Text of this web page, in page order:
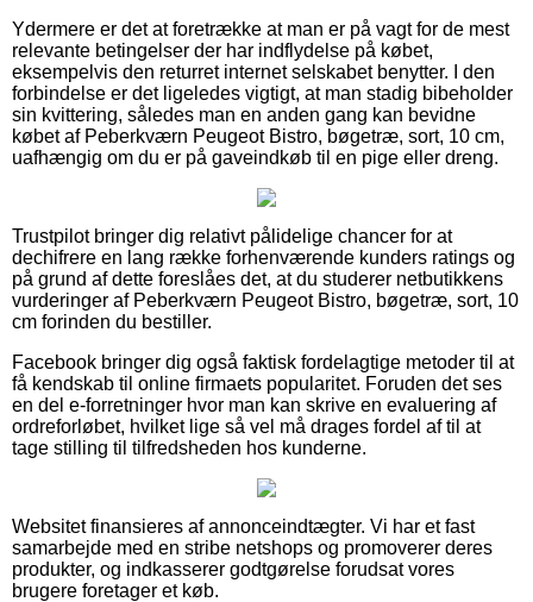
Ydermere er det at foretrække at man er på vagt for de mest
relevante betingelser der har indflydelse på købet,
eksempelvis den returret internet selskabet benytter. I den
forbindelse er det ligeledes vigtigt, at man stadig bibeholder
sin kvittering, således man en anden gang kan bevidne
købet af Peberkværn Peugeot Bistro, bøgetræ, sort, 10 cm,
uafhængig om du er på gaveindkøb til en pige eller dreng.
Trustpilot bringer dig relativt pålidelige chancer for at
dechifrere en lang række forhenværende kunders ratings og
på grund af dette foreslåes det, at du studerer netbutikkens
vurderinger af Peberkværn Peugeot Bistro, bøgetræ, sort, 10
cm forinden du bestiller.
Facebook bringer dig også faktisk fordelagtige metoder til at
få kendskab til online firmaets popularitet. Foruden det ses
en del e-forretninger hvor man kan skrive en evaluering af
ordreforløbet, hvilket lige så vel må drages fordel af til at
tage stilling til tilfredsheden hos kunderne.
Websitet finansieres af annonceindtægter. Vi har et fast
samarbejde med en stribe netshops og promoverer deres
produkter, og indkasserer godtgørelse forudsat vores
brugere foretager et køb.